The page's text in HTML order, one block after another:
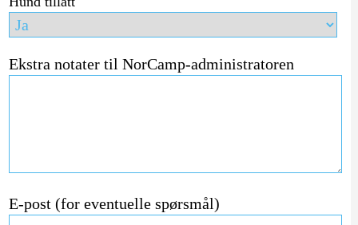
Ekstra notater til NorCamp-administratoren
E-post (for eventuelle spørsmål)